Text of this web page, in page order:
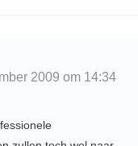
2009 om 14:34